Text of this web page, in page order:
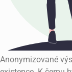
Anonymizované